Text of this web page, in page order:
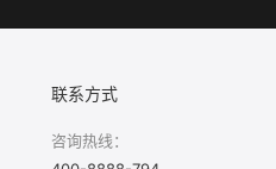
联系方式
咨询热线：